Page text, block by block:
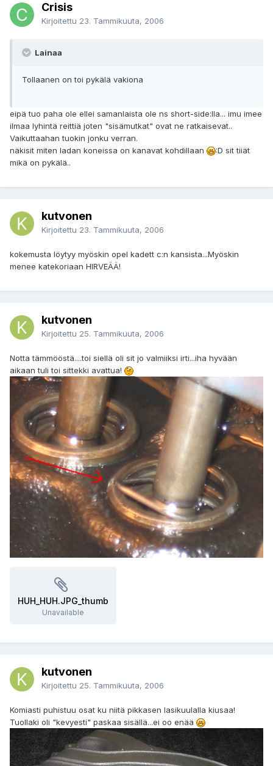
Crisis
Kirjoitettu 23. Tammikuuta, 2006
Lainaa
Tollaanen on toi pykälä vakiona
eipä tuo paha ole ellei samanlaista ole ns short-side:lla... imu imee
ilmaa lyhintä reittiä joten "sisämutkat" ovat ne ratkaisevat..
Vaikuttaahan tuokin jonku verran.
näkisit miten ladan koneissa on kanavat kohdillaan
:D sit tiiät
mikä on pykälä..
kutvonen
Kirjoitettu 23. Tammikuuta, 2006
kokemusta löytyy myöskin opel kadett c:n kansista...Myöskin
menee katekoriaan HIRVEÄÄ!
kutvonen
Kirjoitettu 25. Tammikuuta, 2006
Notta tämmööstä....toi siellä oli sit jo valmiiksi irti...iha hyvään
aikaan tuli toi sittekki avattua!
HUH_HUH.JPG_thumb
Unavailable
kutvonen
Kirjoitettu 25. Tammikuuta, 2006
Komiasti puhistuu osat ku niitä pikkasen lasikuulalla kiusaa!
Tuollaki oli "kevyesti" paskaa sisällä...ei oo enää